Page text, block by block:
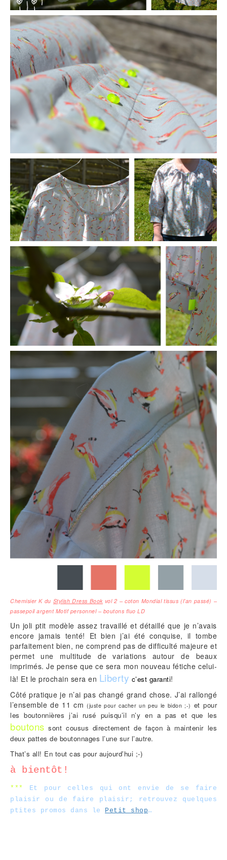
Chemisier K du Stylish Dress Bookvol 2 – coton Mondial tissus (l’an passé) –
passepoil argent Motif personnel – boutons fluo LD
Un joli ptit modèle assez travaillé et détaillé que je n’avais
encore jamais tenté! Et bien j’ai été conquise, il tombe
parfaitement bien, ne comprend pas de difficulté majeure et
permet une multitude de variations autour de beaux
imprimés. Je pense que ce sera mon nouveau fétiche celui-
là! Et le prochain sera en Liberty c’est garanti!
Côté pratique je n’ai pas changé grand chose. J’ai rallongé
l’ensemble de 11 cm(juste pour cacher un peu le bidon ;-) et pour
les boutonnières j’ai rusé puisqu’il n’y en a pas et que les
boutons sont cousus directement de façon à maintenir les
deux pattes de boutonnages l’une sur l’autre.
That’s all! En tout cas pour aujourd’hui ;-)
à bientôt!
*** Et pour celles qui ont envie de se faire
plaisir ou de faire plaisir; retrouvez quelques
ptites promos dans le Petit shop…